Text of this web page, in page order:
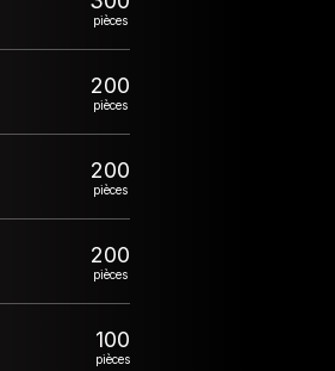
pièces
200
pièces
200
pièces
200
pièces
100
pièces